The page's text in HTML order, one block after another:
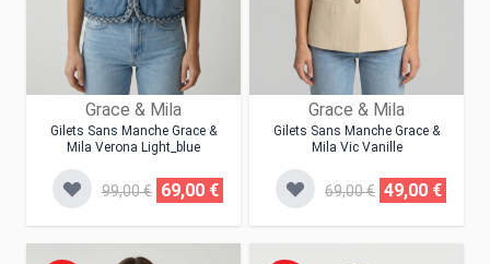
Grace & Mila
Gilets Sans Manche Grace &
Mila Verona Light_blue
99,00 € 69,00 €
Grace & Mila
Gilets Sans Manche Grace &
Mila Vic Vanille
69,00 € 49,00 €